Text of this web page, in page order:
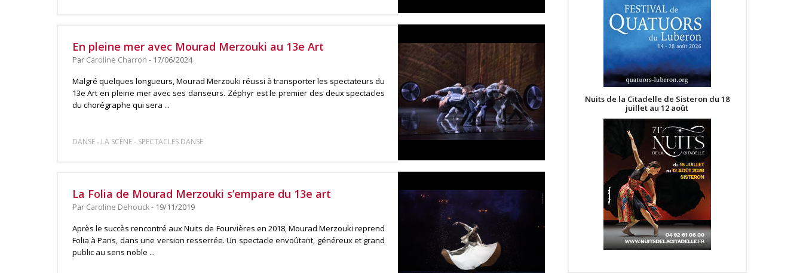
En pleine mer avec Mourad Merzouki au 13e Art
Par Caroline Charron - 17/06/2024
Malgré quelques longueurs, Mourad Merzouki réussi à transporter les spectateurs du
13e Art en pleine mer avec ses danseurs. Zéphyr est le premier des deux spectacles
du chorégraphe qui sera ...
DANSE- LA SCÈNE- SPECTACLES DANSE
La Folia de Mourad Merzouki s’empare du 13e art
Par Caroline Dehouck- 19/11/2019
Après le succès rencontré aux Nuits de Fourvières en 2018, Mourad Merzouki reprend
Folia à Paris, dans une version resserrée. Un spectacle envoûtant, généreux et grand
public au sens noble ...
Nuits de la Citadelle de Sisteron du 18
juillet au 12 août